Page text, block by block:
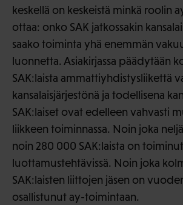
keskellä on keskeistä minkä roolin
ottaa: onko SAK jatkossakin
saako toiminta yhä enemmän
luonnetta. Asiakirjassa päädytään
SAK:laista ammattiyhdistysliikettä
kansalaisjärjestönä ja todellisena
SAK:laiset ovat edelleen vahvasti
liikkeen toiminnassa. Noin joka
noin 280 000 SAK:laista on
luottamustehtävissä. Noin joka
SAK:laisten liittojen jäsen on
osallistunut ay-toimintaan.